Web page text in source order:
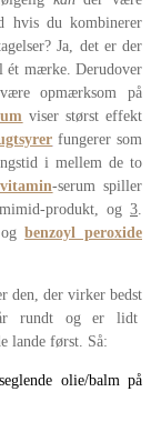
hvis du kombinerer
Ja, det er der
ét mærke. Derudover
opmærksom på
viser størst effekt
fungerer som
i mellem de to
-serum spiller
produkt, og3.
ogbenzoyl peroxide
den, der virker bedst
rundt og er lidt
lande først. Så:
olie/balm på